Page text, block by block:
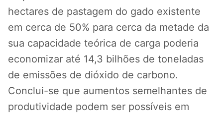
hectares de pastagem do gado existente
em cerca de 50% para cerca da metade da
sua capacidade teórica de carga poderia
economizar até 14,3 bilhões de toneladas
de emissões de dióxido de carbono.
Conclui-se que aumentos semelhantes de
produtividade podem ser possíveis em